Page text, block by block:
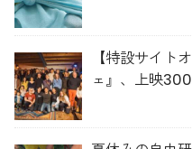
【特設サイト
ェ』、上映